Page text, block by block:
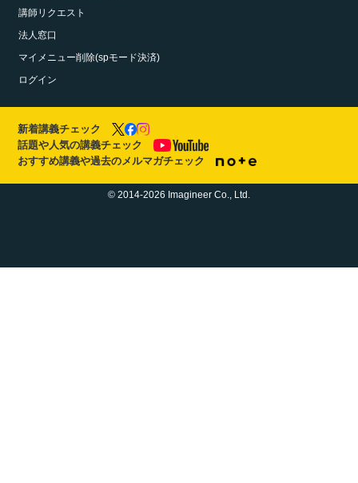
講師リクエスト
法人窓口
マイメニュー削除(spモード決済)
ログイン
新着講義チェック
話題や人気の講義チェック
おすすめ講義や過去のメルマガチェック
© 2014-2026 Imagineer Co., Ltd.